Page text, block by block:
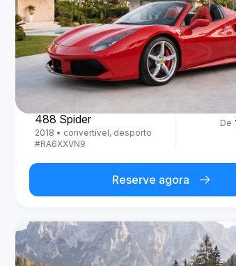
488 Spider
2018 • convertível, desporto
#RA6XXVN9
De
Reserve agora